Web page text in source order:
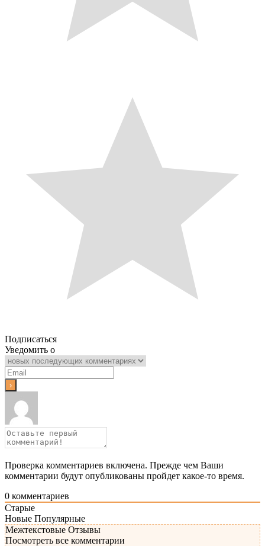
Подписаться
Уведомить о
Проверка комментариев включена. Прежде чем Ваши
комментарии будут опубликованы пройдет какое-то время.
0 комментариев
Старые
Новые Популярные
Межтекстовые Отзывы
Посмотреть все комментарии